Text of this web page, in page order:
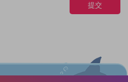
提交